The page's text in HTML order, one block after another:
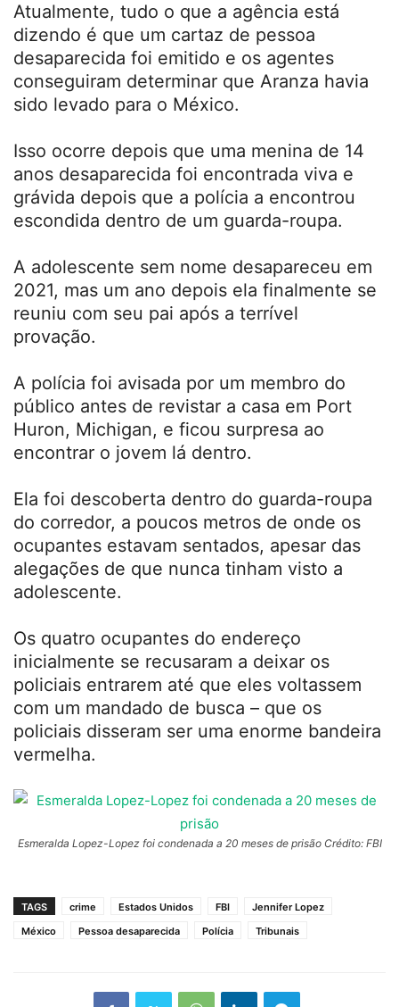
Atualmente, tudo o que a agência está
dizendo é que um cartaz de pessoa
desaparecida foi emitido e os agentes
conseguiram determinar que Aranza havia
sido levado para o México.
Isso ocorre depois que uma menina de 14
anos desaparecida foi encontrada viva e
grávida depois que a polícia a encontrou
escondida dentro de um guarda-roupa.
A adolescente sem nome desapareceu em
2021, mas um ano depois ela finalmente se
reuniu com seu pai após a terrível
provação.
A polícia foi avisada por um membro do
público antes de revistar a casa em Port
Huron, Michigan, e ficou surpresa ao
encontrar o jovem lá dentro.
Ela foi descoberta dentro do guarda-roupa
do corredor, a poucos metros de onde os
ocupantes estavam sentados, apesar das
alegações de que nunca tinham visto a
adolescente.
Os quatro ocupantes do endereço
inicialmente se recusaram a deixar os
policiais entrarem até que eles voltassem
com um mandado de busca – que os
policiais disseram ser uma enorme bandeira
vermelha.
Esmeralda Lopez-Lopez foi condenada a 20 meses de prisão Crédito: FBI
TAGS crime Estados Unidos FBI
Jennifer Lopez
México
Pessoa desaparecida Polícia Tribunais